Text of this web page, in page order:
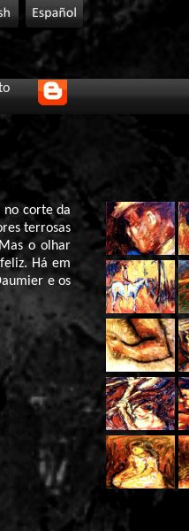
no corte da
terrosas
o olhar
Há em
e os